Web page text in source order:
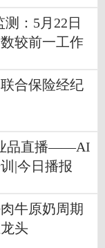
：5月22日
较前一工作
合保险经纪
品直播——AI
|今日播报
牛原奶周期
头